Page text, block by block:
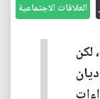
العلاقات الاجتماعية
لكن